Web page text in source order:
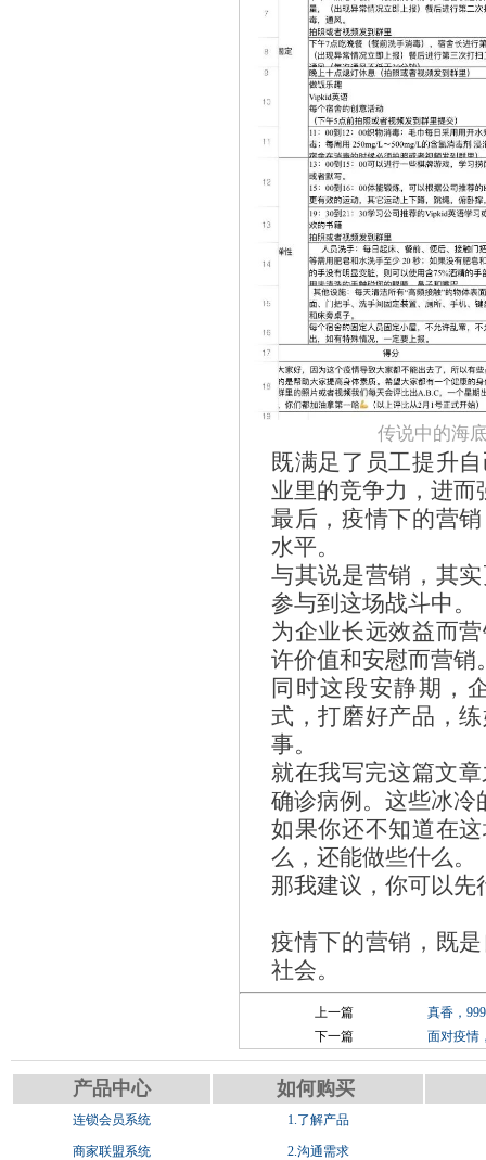
传说中的海
既满足了员工提升
业里的竞争力，进
最后，疫情下的营
水平。
与其说是营销，其
参与到这场战斗中。
为企业长远效益而
许价值和安慰而营销
同时这段安静期，
式，打磨好产品，
事。
就在我写完这篇文
确诊病例。这些冰冷
如果你还不知道在
么，还能做些什么。
那我建议，你可以
疫情下的营销，既
社会。
上一篇
真香，
下一篇
面对疫情
产品中心 如何购买
连锁会员系统 1.了解产品
商家联盟系统 2.沟通需求